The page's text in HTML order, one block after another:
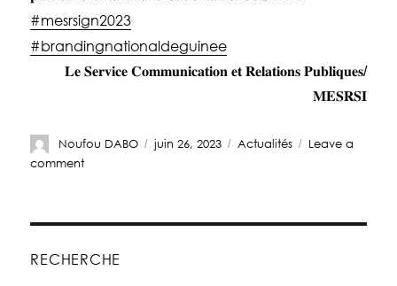
#mesrsign2023
#brandingnationaldeguinee
𝐋𝐞 𝐒𝐞𝐫𝐯𝐢𝐜𝐞 𝐂𝐨𝐦𝐦𝐮𝐧𝐢𝐜𝐚𝐭𝐢𝐨𝐧 𝐞𝐭 𝐑𝐞𝐥𝐚𝐭𝐢𝐨𝐧𝐬 𝐏𝐮𝐛𝐥𝐢𝐪𝐮𝐞𝐬/
𝐌𝐄𝐒𝐑𝐒𝐈
Noufou DABO juin 26, 2023 Actualités
Leave a
comment
RECHERCHE